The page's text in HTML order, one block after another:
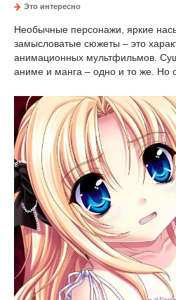
Это интересно
Необычные персонажи, яркие
замысловатые сюжеты – это
анимационных мультфильмов.
аниме и манга – одно и то же. Но